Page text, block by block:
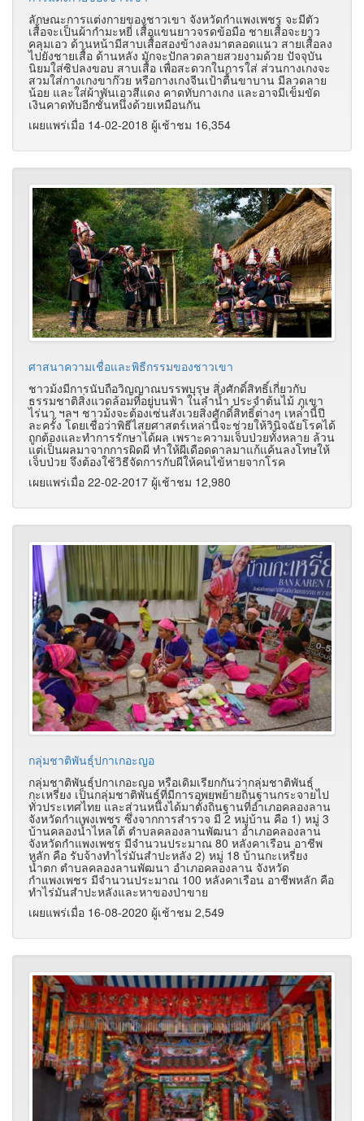
ลักษณะการแต่งกายของชาวเขา จังหวัดกำแพงเพชร จะมีตัว
เสื้อจะเป็นผ้ากำมะหยี่ เสื้อแขนยาวจรดข้อมือ ชายเสื้อจะยาว
คลุมเอว ด้านหน้ามีสาบเสื้อสองข้างลงมาตลอดแนว สายเสื้อลง
ไปยังชายเสื้อ ด้านหลัง มักจะปักลวดลายสวยงามด้วย ปัจจุบัน
นิยมใส่ซิปลงขอบ สาบเสื้อ เพื่อสะดวกในการใส่ ส่วนกางเกงจะ
สวมใส่กางเกงขาก๊วย หรือกางเกงจีนเป้าตื้นขาบาน มีลวดลาย
น้อย และใส่ผ้าพันเอวสีแดง คาดทับกางเกง และอาจมีเข็มขัด
เงินคาดทับอีกชั้นหนึ่งด้วยเหมือนกัน
เผยแพร่เมื่อ 14-02-2018 ผู้เช้าชม 16,354
ศาสนาความเชื่อและพิธีกรรมของชาวเขา
ชาวม้งมีการนับถือวิญญาณบรรพบุรุษ สิ่งศักดิ์สิทธิ์เกี่ยวกับ
ธรรมชาติสิ่งแวดล้อมที่อยู่บนฟ้า ในลำน้ำ ประจำต้นไม้ ภูเขา
ไร่นา ฯลฯ ชาวม้งจะต้องเซ่นสังเวยสิ่งศักดิ์สิทธิ์ต่างๆ เหล่านี้ปี
ละครั้ง โดยเชื่อว่าพิธีไสยศาสตร์เหล่านี้จะช่วยให้วินิจฉัยโรคได้
ถูกต้องและทำการรักษาได้ผล เพราะความเจ็บป่วยทั้งหลาย ล้วน
แต่เป็นผลมาจากการผิดผี ทำให้ผีเดือดดาลมาแก้แค้นลงโทษให้
เจ็บป่วย จึงต้องใช้วิธีจัดการกับผีให้คนไข้หายจากโรค
เผยแพร่เมื่อ 22-02-2017 ผู้เช้าชม 12,980
กลุ่มชาติพันธุ์ปกาเกอะญอ
กลุ่มชาติพันธุ์ปกาเกอะญอ หรือเดิมเรียกกันว่ากลุ่มชาติพันธุ์
กะเหรี่ยง เป็นกลุ่มชาติพันธุ์ที่มีการอพยพย้ายถิ่นฐานกระจายไป
ทั่วประเทศไทย และส่วนหนึ่งได้มาตั้งถิ่นฐานที่อำเภอคลองลาน
จังหวัดกำแพงเพชร ซึ่งจากการสำรวจ มี 2 หมู่บ้าน คือ 1) หมู่ 3
บ้านคลองน้ำไหลใต้ ตำบลคลองลานพัฒนา อำเภอคลองลาน
จังหวัดกำแพงเพชร มีจำนวนประมาณ 80 หลังคาเรือน อาชีพ
หลัก คือ รับจ้างทำไร่มันสำปะหลัง 2) หมู่ 18 บ้านกะเหรี่ยง
น้ำตก ตำบลคลองลานพัฒนา อำเภอคลองลาน จังหวัด
กำแพงเพชร มีจำนวนประมาณ 100 หลังคาเรือน อาชีพหลัก คือ
ทำไร่มันสำปะหลังและหาของป่าขาย
เผยแพร่เมื่อ 16-08-2020 ผู้เช้าชม 2,549